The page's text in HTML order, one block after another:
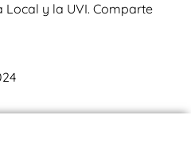
Local y la UVI. Comparte